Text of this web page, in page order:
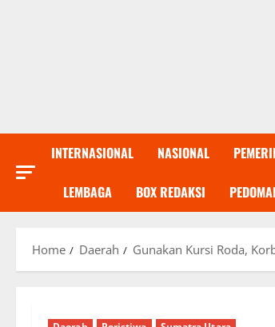
INTERNASIONAL NASIONAL
LEMBAGA BOX REDAKSI
Home Daerah Gunakan Kursi Roda,